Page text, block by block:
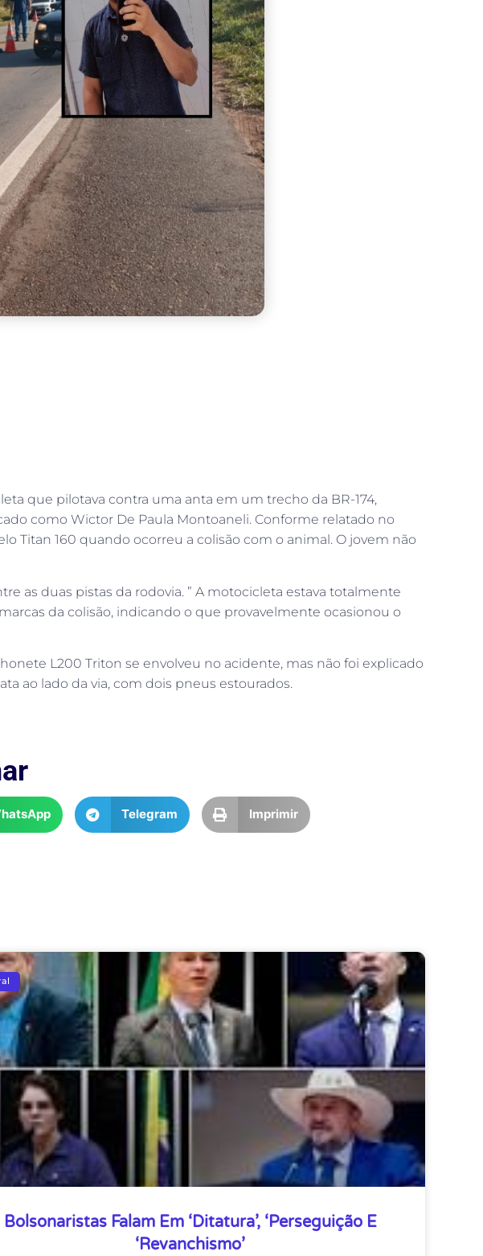
que pilotava contra uma anta em um trecho da BR-174,
como Wictor De Paula Montoaneli. Conforme relatado no
Titan 160 quando ocorreu a colisão com o animal. O jovem não
as duas pistas da rodovia. ” A motocicleta estava totalmente
da colisão, indicando o que provavelmente ocasionou o
L200 Triton se envolveu no acidente, mas não foi explicado
ao lado da via, com dois pneus estourados.
Telegram Imprimir
Bolsonaristas Falam Em ‘ditatura’, ‘perseguição E
‘revanchismo’